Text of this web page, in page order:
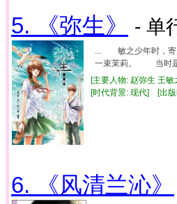
5. 《弥生》 - 单
... 敏之少年时，
一束茉莉。 当时
[主要人物: 赵弥生 王
[时代背景: 现代] [出
6. 《风清兰沁》